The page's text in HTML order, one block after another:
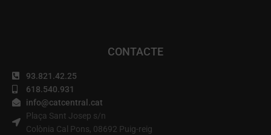
CONTACTE
93.821.42.25
618.540.931
info@catcentral.cat
Plaça Sant Josep s/n
Colònia Cal Pons, 08692 Puig-reig